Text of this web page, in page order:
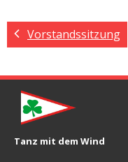
Vorstandssitzung
Tanz mit dem Wind